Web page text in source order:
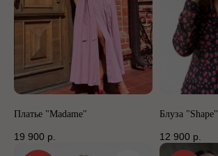
Платье "Madame"
19 900 р.
Блуза "Shape"
12 900 р.